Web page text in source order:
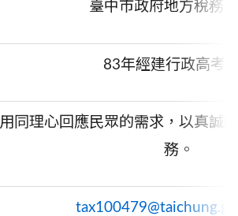
臺中市政府地方稅務
83年經建行政高考
用同理心回應民眾的需求，以真誠
務。